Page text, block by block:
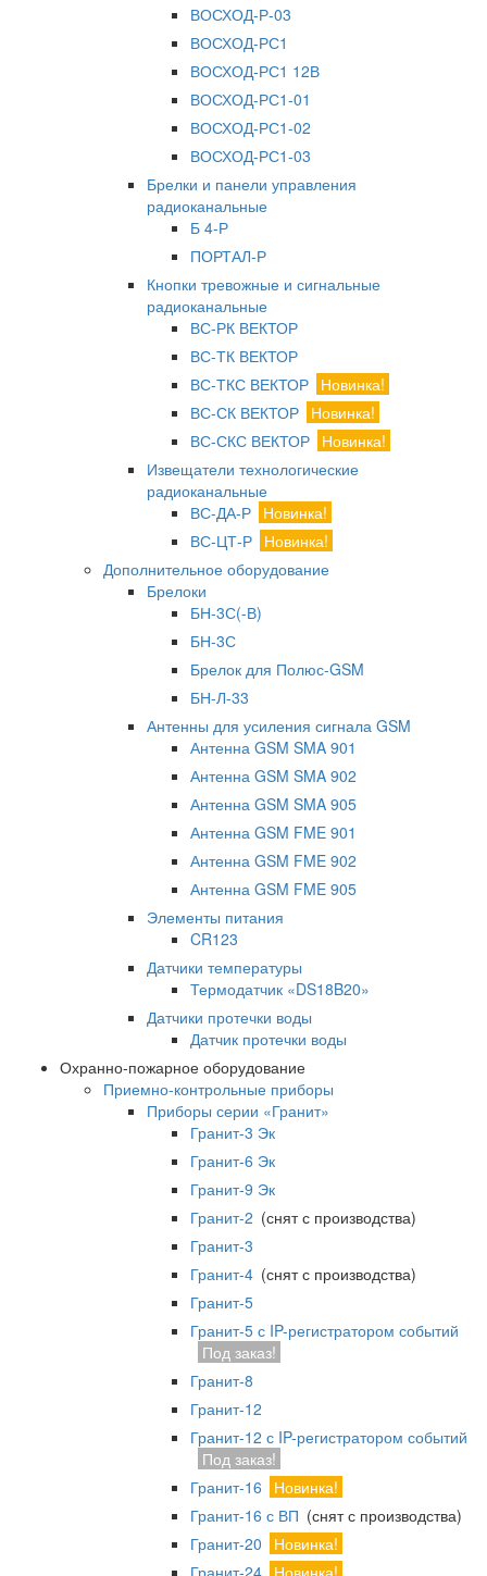
ВОСХОД-Р-03
ВОСХОД-РС1
ВОСХОД-РС1 12В
ВОСХОД-РС1-01
ВОСХОД-РС1-02
ВОСХОД-РС1-03
Брелки и панели управления
радиоканальные
Б 4-Р
ПОРТАЛ-Р
Кнопки тревожные и сигнальные
радиоканальные
ВС-РК ВЕКТОР
ВС-ТК ВЕКТОР
ВС-ТКС ВЕКТОР Новинка!
ВС-СК ВЕКТОР Новинка!
ВС-СКС ВЕКТОР Новинка!
Извещатели технологические
радиоканальные
ВС-ДА-Р Новинка!
ВС-ЦТ-Р Новинка!
Дополнительное оборудование
Брелоки
БН-3С(-В)
БН-3С
Брелок для Полюс-GSM
БН-Л-33
Антенны для усиления сигнала GSM
Антенна GSM SMA 901
Антенна GSM SMA 902
Антенна GSM SMA 905
Антенна GSM FME 901
Антенна GSM FME 902
Антенна GSM FME 905
Элементы питания
CR123
Датчики температуры
Термодатчик «DS18B20»
Датчики протечки воды
Датчик протечки воды
Охранно-пожарное оборудование
Приемно-контрольные приборы
Приборы серии «Гранит»
Гранит-3 Эк
Гранит-6 Эк
Гранит-9 Эк
Гранит-2 (снят с производства)
Гранит-3
Гранит-4 (снят с производства)
Гранит-5
Гранит-5 с IP-регистратором событий
Под заказ!
Гранит-8
Гранит-12
Гранит-12 с IP-регистратором событий
Под заказ!
Гранит-16
Новинка!
Гранит-16 с ВП (снят с производства)
Гранит-20
Новинка!
Гранит-24 Новинка!